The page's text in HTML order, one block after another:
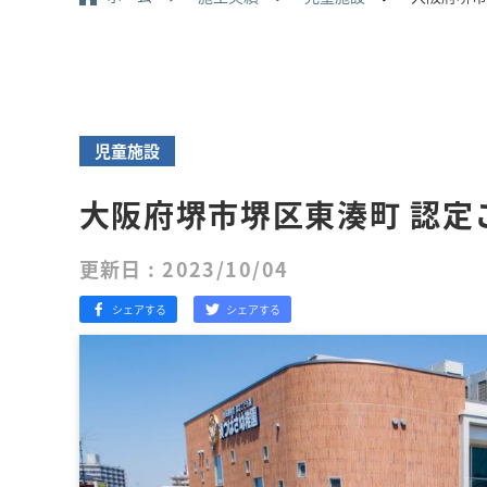
児童施設
大阪府堺市堺区東湊町 認定
更新日 : 2023/10/04
シェアする シェアする